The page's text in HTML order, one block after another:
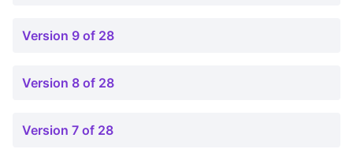
Version 9 of 28
Version 8 of 28
Version 7 of 28